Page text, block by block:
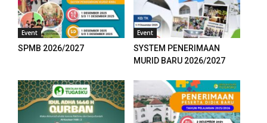
Event
SPMB 2026/2027
Event
SYSTEM PENERIMAAN
MURID BARU 2026/2027